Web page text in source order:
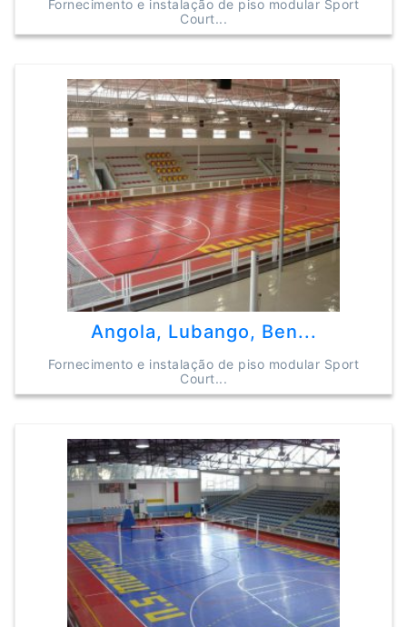
Fornecimento e instalação de piso modular Sport
Court...
Angola, Lubango, Ben...
Fornecimento e instalação de piso modular Sport
Court...